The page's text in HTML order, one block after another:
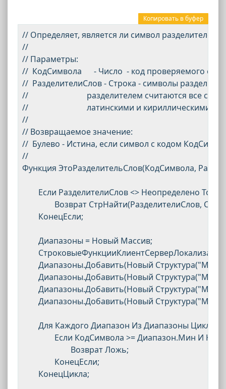
// Определяет, является ли символ разделителем.
//
// Параметры:
//  КодСимвола      - Число  - код проверяемого
//  РазделителиСлов - Строка - символы
//                             разделителем считаются все
//                             латинскими и кириллическими
//
// Возвращаемое значение:
//  Булево - Истина, если символ с кодом
//
Функция ЭтоРазделительСлов(КодСимвола,
Копировать в буфер